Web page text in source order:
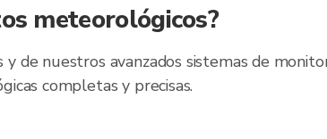
meteorológicos?
de nuestros avanzados sistemas de
completas y precisas.